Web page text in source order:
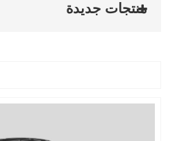
منتجات جديدة